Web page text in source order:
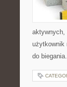
aktywnych,
użytkownik
do